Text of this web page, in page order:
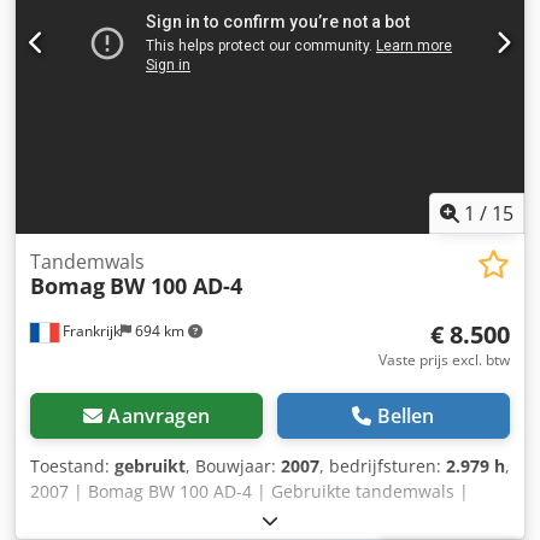
1 / 15
Frankrijk 694 km
Tandemwals
Bomag BW 100 AD-4
€ 8.500
Vaste prijs excl. btw
Aanvragen Bellen
Toestand: gebruikt, Bouwjaar: 2007, bedrijfsturen: 2.979 h,
2007 | Bomag BW 100 AD-4 | Gebruikte tandemwals |
2979 draaiuren 📍Locatie: Frankrijk 🚛 Levering mogelijk